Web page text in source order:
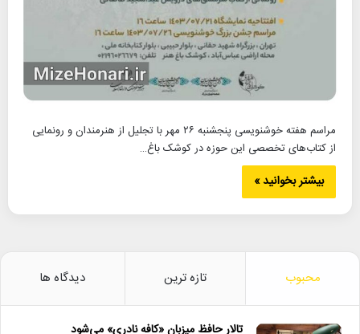
مراسم هفته خوشنویسی پنجشنبه ۲۶ مهر با تجلیل از هنرمندان و رونمایی
از کتاب‌های تخصصی این حوزه در کوشک باغ…
بیشتر بخوانید »
محبوب تازه ترین دیدگاه ها
تالار حافظ میزبان «کافه نادری» می‌شود